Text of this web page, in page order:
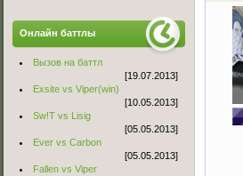
Онлайн баттлы
Вызов на баттл
[19.07.2013]
Exsite vs Viper(win)
[10.05.2013]
Sw!T vs Lisig
[05.05.2013]
Ever vs Carbon
[05.05.2013]
Fallen vs Viper